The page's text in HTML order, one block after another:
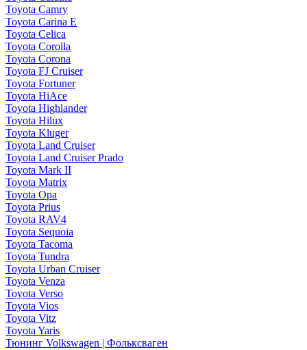
Toyota Camry
Toyota Carina E
Toyota Celica
Toyota Corolla
Toyota Corona
Toyota FJ Cruiser
Toyota Fortuner
Toyota HiAce
Toyota Highlander
Toyota Hilux
Toyota Kluger
Toyota Land Cruiser
Toyota Land Cruiser Prado
Toyota Mark II
Toyota Matrix
Toyota Opa
Toyota Prius
Toyota RAV4
Toyota Sequoia
Toyota Tacoma
Toyota Tundra
Toyota Urban Cruiser
Toyota Venza
Toyota Verso
Toyota Vios
Toyota Vitz
Toyota Yaris
Тюнинг Volkswagen | Фольксваген